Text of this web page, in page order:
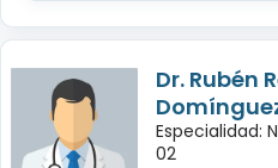
Dr. Rubén
Especialidad:
02